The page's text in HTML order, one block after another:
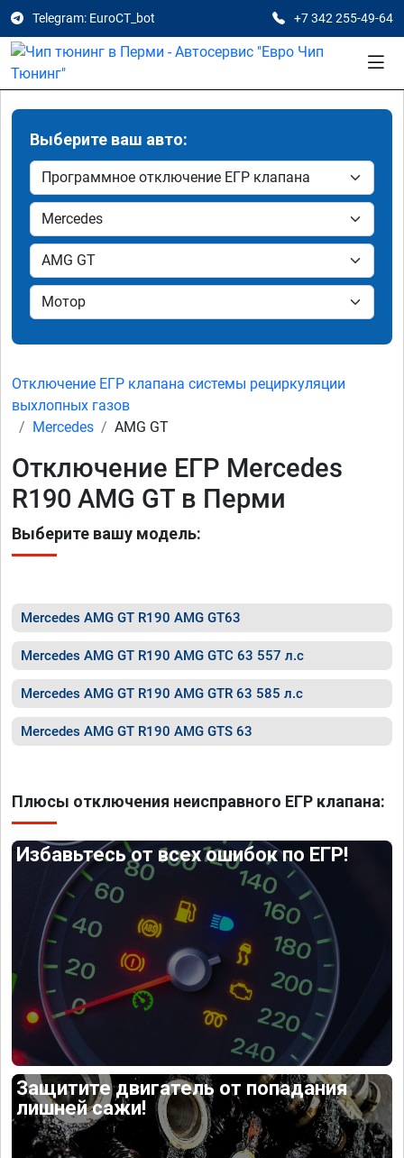
Telegram: EuroCT_bot +7 342 255-49-64
Выберите ваш авто:
Отключение ЕГР клапана системы рециркуляции
выхлопных газов
Mercedes
AMG GT
Отключение ЕГР Mercedes
R190 AMG GT в Перми
Выберите вашу модель:
Mercedes AMG GT R190 AMG GT63
Mercedes AMG GT R190 AMG GTC 63 557 л.с
Mercedes AMG GT R190 AMG GTR 63 585 л.с
Mercedes AMG GT R190 AMG GTS 63
Плюсы отключения неисправного ЕГР клапана:
Избавьтесь от всех ошибок по ЕГР!
Защитите двигатель от попадания
лишней сажи!